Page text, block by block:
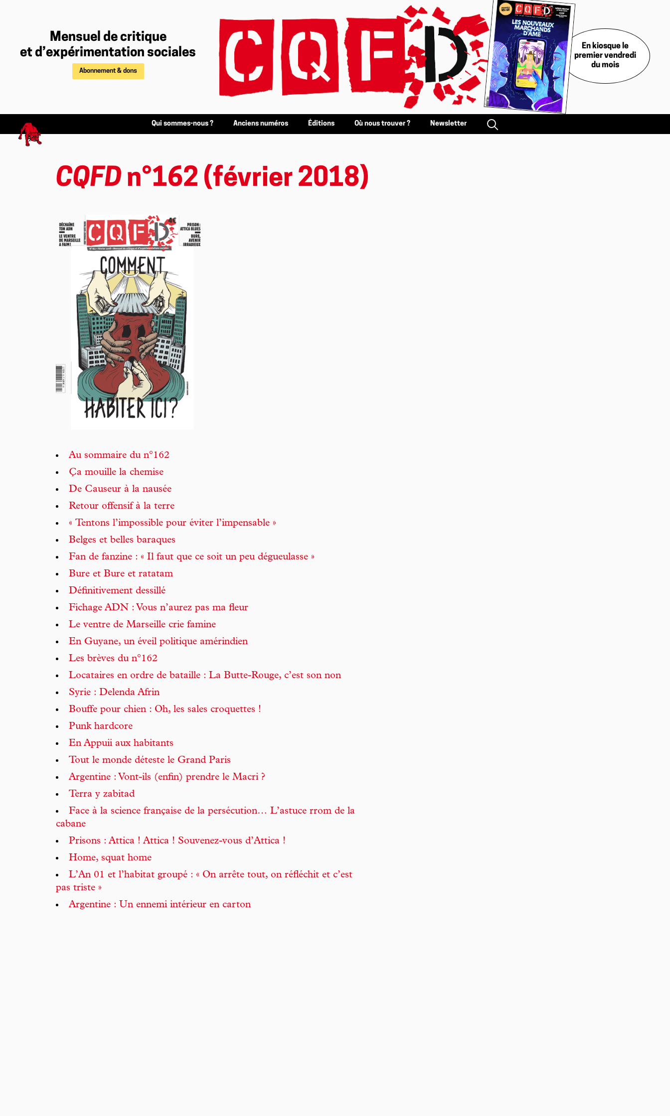
Mensuel de critique
et d’expérimentation sociales
Abonnement & dons
En kiosque le
premier vendredi
du mois
Qui sommes-nous ? Anciens numéros Éditions Où nous trouver ? Newsletter
CQFD n°162 (février 2018)
Au sommaire du n°162
Ça mouille la chemise
De Causeur à la nausée
Retour offensif à la terre
« Tentons l’impossible pour éviter l’impensable »
Belges et belles baraques
Fan de fanzine : « Il faut que ce soit un peu dégueulasse »
Bure et Bure et ratatam
Définitivement dessillé
Fichage ADN : Vous n’aurez pas ma fleur
Le ventre de Marseille crie famine
En Guyane, un éveil politique amérindien
Les brèves du n°162
Locataires en ordre de bataille : La Butte-Rouge, c’est son non
Syrie : Delenda Afrin
Bouffe pour chien : Oh, les sales croquettes !
Punk hardcore
En Appuii aux habitants
Tout le monde déteste le Grand Paris
Argentine : Vont-ils (enfin) prendre le Macri ?
Terra y zabitad
Face à la science française de la persécution… L’astuce rrom de la
cabane
Prisons : Attica ! Attica ! Souvenez-vous d’Attica !
Home, squat home
L’An 01 et l’habitat groupé : « On arrête tout, on réfléchit et c’est
pas triste »
Argentine : Un ennemi intérieur en carton